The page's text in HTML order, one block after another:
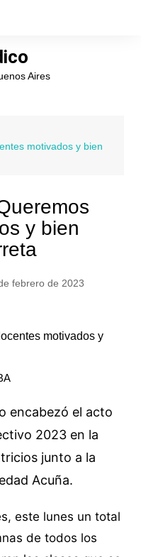
Aires
motivados y bien
y bien
febrero de 2023
encabezó el acto
2023 en la
junto a la
Acuña.
este lunes un total
de todos los